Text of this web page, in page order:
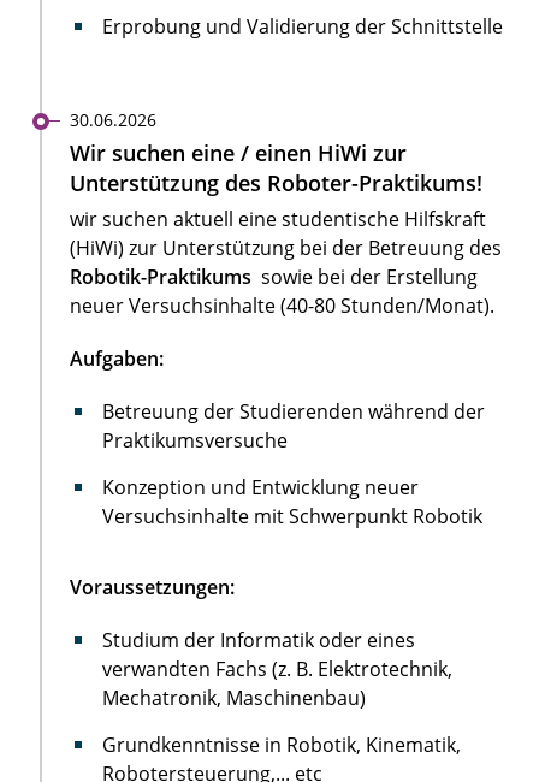
Erprobung und Validierung der Schnittstelle
30.06.2026
Wir suchen eine / einen HiWi zur
Unterstützung des Roboter-Praktikums!
wir suchen aktuell eine studentische Hilfskraft
(HiWi) zur Unterstützung bei der Betreuung des
Robotik-Praktikums sowie bei der Erstellung
neuer Versuchsinhalte (40-80 Stunden/Monat).
Aufgaben:
Betreuung der Studierenden während der
Praktikumsversuche
Konzeption und Entwicklung neuer
Versuchsinhalte mit Schwerpunkt Robotik
Voraussetzungen:
Studium der Informatik oder eines
verwandten Fachs (z. B. Elektrotechnik,
Mechatronik, Maschinenbau)
Grundkenntnisse in Robotik, Kinematik,
Robotersteuerung,... etc